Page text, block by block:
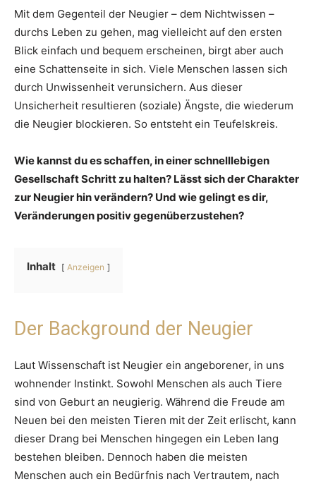
Mit dem Gegenteil der Neugier – dem Nichtwissen –
durchs Leben zu gehen, mag vielleicht auf den ersten
Blick einfach und bequem erscheinen, birgt aber auch
eine Schattenseite in sich. Viele Menschen lassen sich
durch Unwissenheit verunsichern. Aus dieser
Unsicherheit resultieren (soziale) Ängste, die wiederum
die Neugier blockieren. So entsteht ein Teufelskreis.
Wie kannst du es schaffen, in einer schnelllebigen
Gesellschaft Schritt zu halten? Lässt sich der Charakter
zur Neugier hin verändern? Und wie gelingt es dir,
Veränderungen positiv gegenüberzustehen?
Inhalt Anzeigen
Der Background der Neugier
Laut Wissenschaft ist Neugier ein angeborener, in uns
wohnender Instinkt. Sowohl Menschen als auch Tiere
sind von Geburt an neugierig. Während die Freude am
Neuen bei den meisten Tieren mit der Zeit erlischt, kann
dieser Drang bei Menschen hingegen ein Leben lang
bestehen bleiben. Dennoch haben die meisten
Menschen auch ein Bedürfnis nach Vertrautem, nach